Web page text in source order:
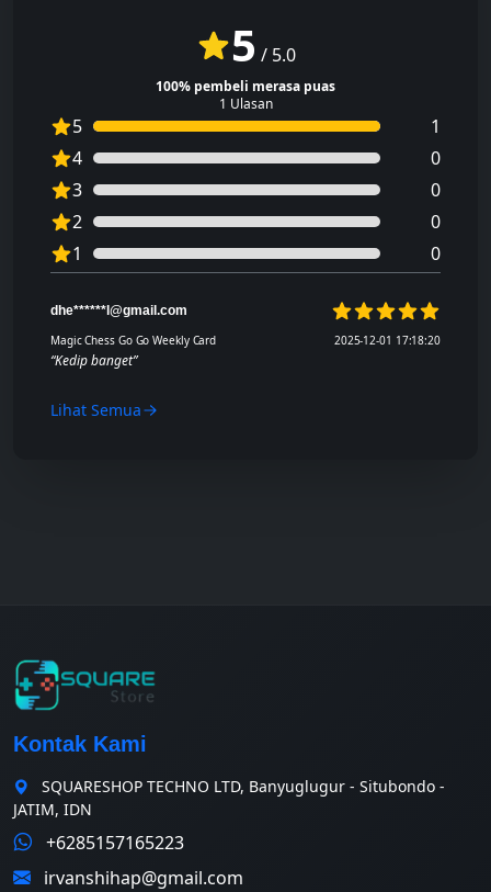
5 / 5.0
100% pembeli merasa puas
1 Ulasan
5
1
4
0
3
0
2
0
1
0
dhe******l@gmail.com
5 dari 5 bintang
Magic Chess Go Go Weekly Card 2025-12-01 17:18:20
“Kedip banget”
Lihat Semua
Kontak Kami
SQUARESHOP TECHNO LTD, Banyuglugur - Situbondo -
JATIM, IDN
+6285157165223
irvanshihap@gmail.com